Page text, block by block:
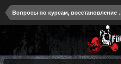
Вопросы по